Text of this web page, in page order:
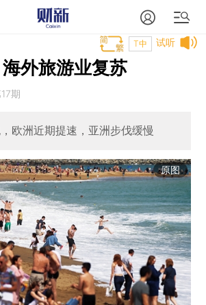
试听
T中
外旅游业复苏
期
欧洲近期提速，亚洲步伐缓慢
原图